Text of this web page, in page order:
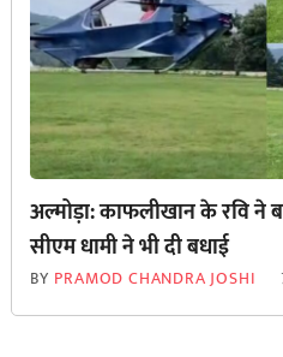
अल्मोड़ा: काफलीखान के रवि ने
सीएम धामी ने भी दी बधाई
BY PRAMOD CHANDRA JOSHI